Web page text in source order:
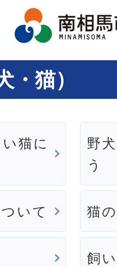
・猫）
猫に
野
う
いて 猫
飼